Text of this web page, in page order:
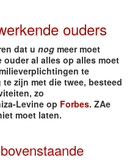
ouders
dat u nog meer moet
ouder al alles op alles moet
te
zijn met die twee, besteed
zo
Levine op Forbes. ZAe
moet laten.